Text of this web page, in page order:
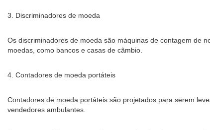
3. Discriminadores de moeda
Os discriminadores de moeda são máquinas de contagem de
moedas, como bancos e casas de câmbio.
4. Contadores de moeda portáteis
Contadores de moeda portáteis são projetados para serem
vendedores ambulantes.